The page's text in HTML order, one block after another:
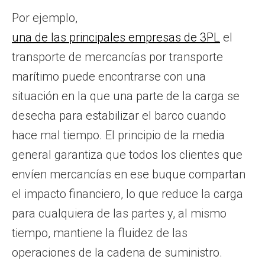
Por ejemplo,
una de las principales empresas de 3PL el
transporte de mercancías por transporte
marítimo puede encontrarse con una
situación en la que una parte de la carga se
desecha para estabilizar el barco cuando
hace mal tiempo. El principio de la media
general garantiza que todos los clientes que
envíen mercancías en ese buque compartan
el impacto financiero, lo que reduce la carga
para cualquiera de las partes y, al mismo
tiempo, mantiene la fluidez de las
operaciones de la cadena de suministro.